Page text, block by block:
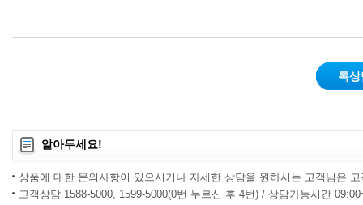
톡상
알아두세요!
상품에 대한 문의사항이 있으시거나 자세한 상담을 원하시는 고객님은
고객상담 1588-5000, 1599-5000(0번 누르신 후 4번) / 상담가능시간